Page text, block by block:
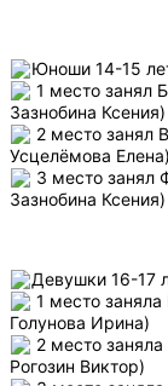
Юноши 14-15
1 место занял
Зазнобина Ксения)
2 место занял
Усцелёмова Елена)
3 место занял
Зазнобина Ксения)
Девушки 16-17
1 место
Голунова Ирина)
2 место
Рогозин Виктор)